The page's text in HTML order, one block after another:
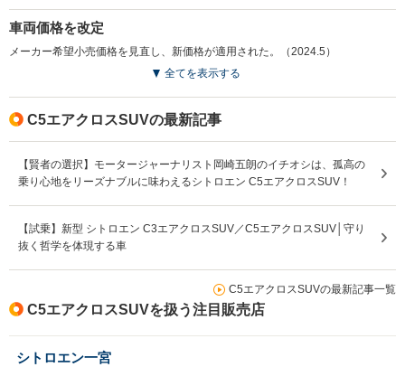
排気量
駆動方式
1598cc
FF
1199～1498cc
FF FF
車両価格を改定
メーカー希望小売価格を見直し、新価格が適用された。（2024.5）
全てを表示する
C5エアクロスSUVの最新記事
【賢者の選択】モータージャーナリスト岡崎五朗のイチオシは、孤高の
乗り心地をリーズナブルに味わえるシトロエン C5エアクロスSUV！
【試乗】新型 シトロエン C3エアクロスSUV／C5エアクロスSUV│守り
抜く哲学を体現する車
C5エアクロスSUVの最新記事一覧
C5エアクロスSUVを扱う注目販売店
シトロエン一宮